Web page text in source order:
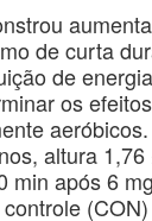
de curta
de
os
altura
min após 6